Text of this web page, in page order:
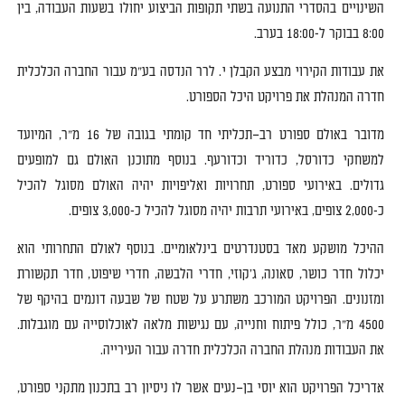
השינויים בהסדרי התנועה בשתי תקופות הביצוע יחולו בשעות העבודה,בין
8:00 בבוקר ל-18:00 בערב.
את עבודות הקירוי מבצע הקבלן י. לרר הנדסה בע"מ עבור החברה הכלכלית
חדרה המנהלת את פרויקט היכל הספורט.
מדובר באולם ספורט רב–תכליתי חד קומתי בגובה של 16 מ"ר, המיועד
למשחקי כדורסל, כדוריד וכדורעף.בנוסף מתוכנן האולם גם למופעים
גדולים.באירועי ספורט,תחרויות ואליפויות יהיה האולם מסוגל להכיל
כ-2,000 צופים,באירועי תרבות יהיה מסוגל להכיל כ-3,000 צופים.
ההיכל מושקע מאד בסטנדרטים בינלאומיים. בנוסף לאולם התחרותי הוא
יכלול חדר כושר, סאונה,ג'קוזי,חדרי הלבשה, חדרי שיפוט,חדר תקשורת
ומזנונים. הפרויקט המורכב משתרע על שטח של שבעה דונמים בהיקף של
4500 מ"ר, כולל פיתוח וחנייה, עם נגישות מלאה לאוכלוסייה עם מוגבלות.
את העבודות מנהלת החברה הכלכלית חדרה עבור העירייה.
אדריכל הפרויקט הוא יוסי בן–נעים אשר לו ניסיון רב בתכנון מתקני ספורט,